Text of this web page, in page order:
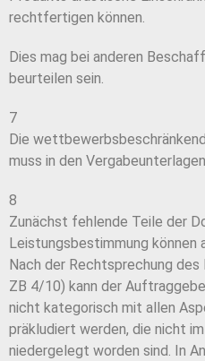
rechtfertigen können.
Dies mag bei anderen
beurteilen sein.
7
Die
muss in den
8
Zunächst fehlende Teile der
Leistungsbestimmung können
Nach der Rechtsprechung des
ZB 4/10) kann der
nicht kategorisch mit allen
präkludiert werden, die nicht
niedergelegt worden sind. In